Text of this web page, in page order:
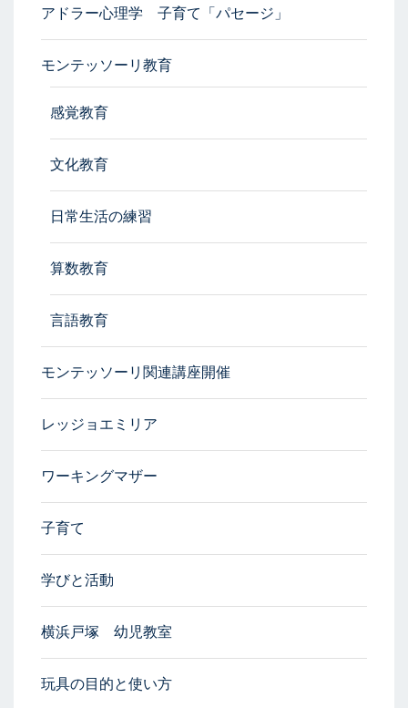
アドラー心理学 子育て「パセージ」
モンテッソーリ教育
感覚教育
文化教育
日常生活の練習
算数教育
言語教育
モンテッソーリ関連講座開催
レッジョエミリア
ワーキングマザー
子育て
学びと活動
横浜戸塚 幼児教室
玩具の目的と使い方